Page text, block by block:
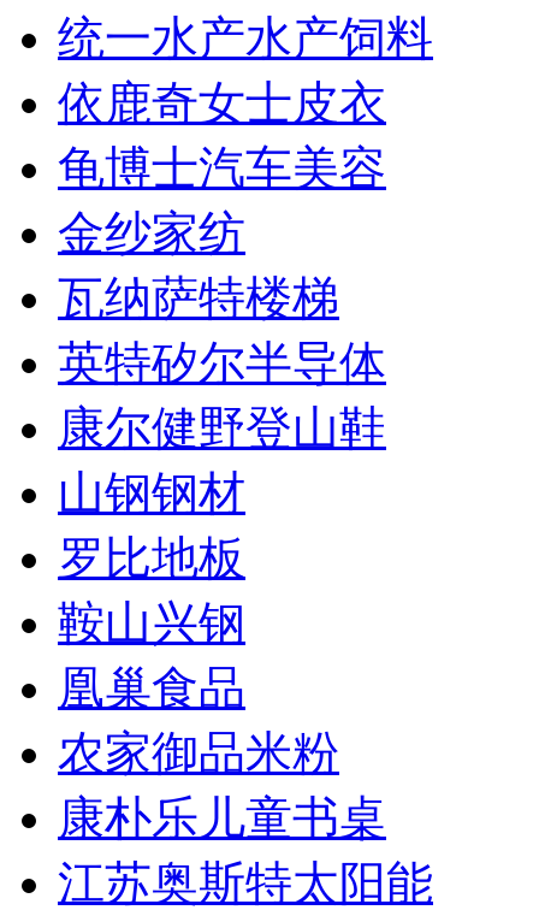
统一水产水产饲料
依鹿奇女士皮衣
龟博士汽车美容
金纱家纺
瓦纳萨特楼梯
英特矽尔半导体
康尔健野登山鞋
山钢钢材
罗比地板
鞍山兴钢
凰巢食品
农家御品米粉
康朴乐儿童书桌
江苏奥斯特太阳能